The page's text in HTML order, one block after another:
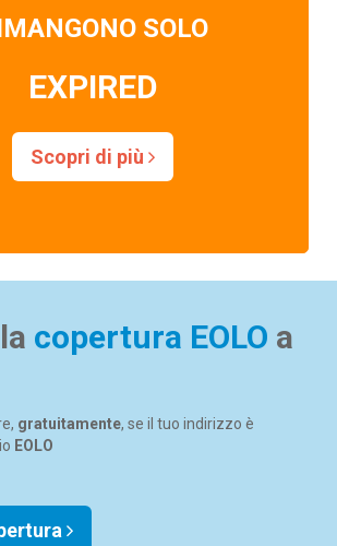
SOLO
EXPIRED
Scopri di più
copertura EOLO a
gratuitamente, se il tuo indirizzo è
EOLO